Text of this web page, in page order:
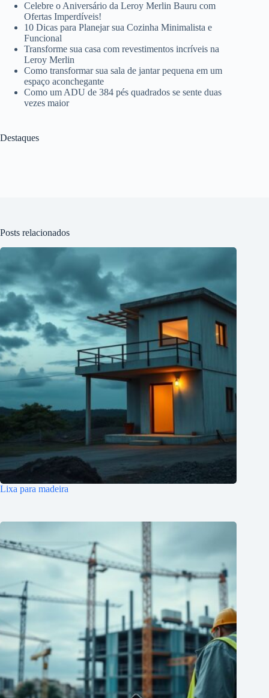
Celebre o Aniversário da Leroy Merlin Bauru com
Ofertas Imperdíveis!
10 Dicas para Planejar sua Cozinha Minimalista e
Funcional
Transforme sua casa com revestimentos incríveis na
Leroy Merlin
Como transformar sua sala de jantar pequena em um
espaço aconchegante
Como um ADU de 384 pés quadrados se sente duas
vezes maior
Destaques
Posts relacionados
Lixa para madeira